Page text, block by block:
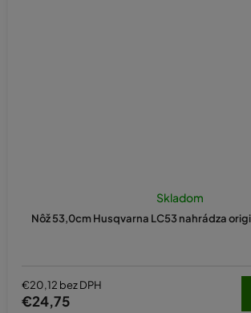
Nôž 53,0cm Husqvarna LC53 nahrádza
Skladom
€20,12 bez DPH
€24,75